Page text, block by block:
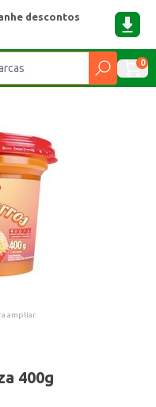
descontos
0
ampliar.
400g